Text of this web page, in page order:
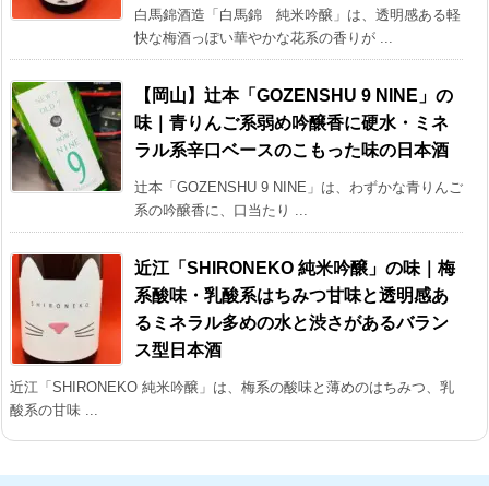
白馬錦酒造「白馬錦 純米吟醸」は、透明感ある軽
快な梅酒っぽい華やかな花系の香りが ...
【岡山】辻本「GOZENSHU 9 NINE」の
味｜青りんご系弱め吟醸香に硬水・ミネ
ラル系辛口ベースのこもった味の日本酒
辻本「GOZENSHU 9 NINE」は、わずかな青りんご
系の吟醸香に、口当たり ...
近江「SHIRONEKO 純米吟醸」の味｜梅
系酸味・乳酸系はちみつ甘味と透明感あ
るミネラル多めの水と渋さがあるバラン
ス型日本酒
近江「SHIRONEKO 純米吟醸」は、梅系の酸味と薄めのはちみつ、乳
酸系の甘味 ...